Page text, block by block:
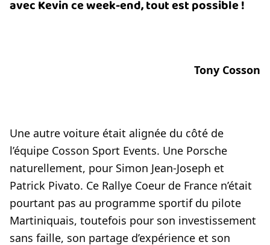
avec Kevin ce week-end, tout est possible !
Tony Cosson
Une autre voiture était alignée du côté de
l’équipe Cosson Sport Events. Une Porsche
naturellement, pour Simon Jean-Joseph et
Patrick Pivato. Ce Rallye Coeur de France n’était
pourtant pas au programme sportif du pilote
Martiniquais, toutefois pour son investissement
sans faille, son partage d’expérience et son